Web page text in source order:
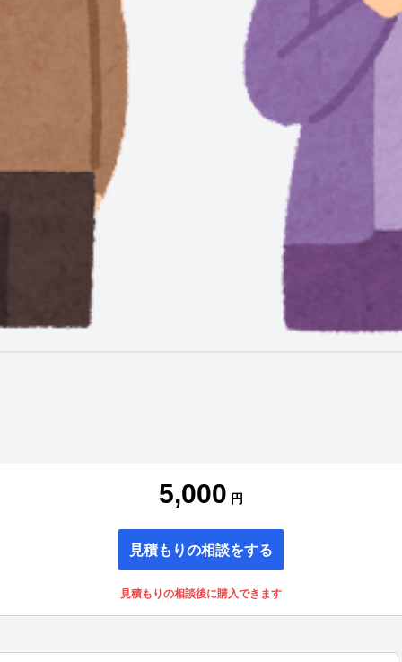
5,000 円
見積もりの相談をする
見積もりの相談後に購入できます